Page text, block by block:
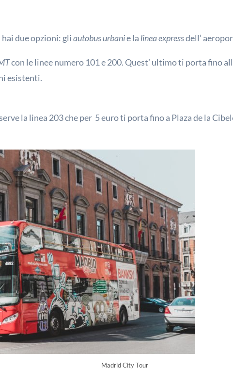
due opzioni: gliautobus urbanie la linea expressdell’
con le linee numero 101 e 200. Quest’ ultimo ti porta fino
esistenti.
la linea 203 che per 5 euro ti porta fino a Plaza de la
Madrid City Tour